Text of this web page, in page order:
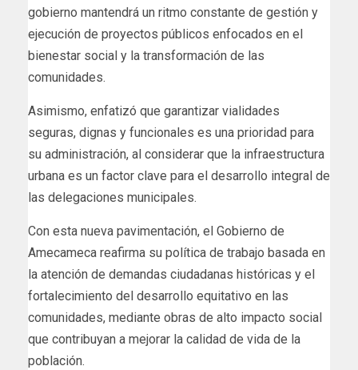
gobierno mantendrá un ritmo constante de gestión y
ejecución de proyectos públicos enfocados en el
bienestar social y la transformación de las
comunidades.
Asimismo, enfatizó que garantizar vialidades
seguras, dignas y funcionales es una prioridad para
su administración, al considerar que la infraestructura
urbana es un factor clave para el desarrollo integral de
las delegaciones municipales.
Con esta nueva pavimentación, el Gobierno de
Amecameca reafirma su política de trabajo basada en
la atención de demandas ciudadanas históricas y el
fortalecimiento del desarrollo equitativo en las
comunidades, mediante obras de alto impacto social
que contribuyan a mejorar la calidad de vida de la
población.